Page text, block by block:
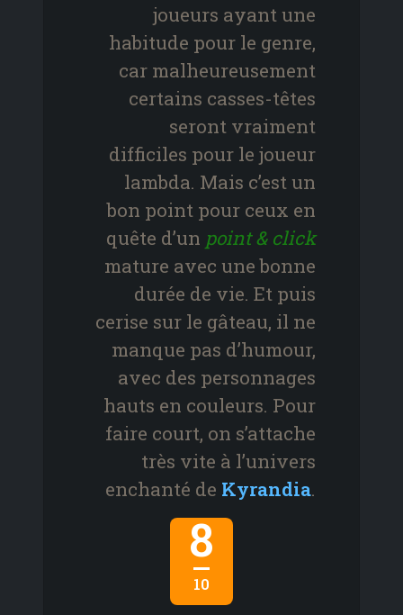
joueurs ayant une
habitude pour le genre,
car malheureusement
certains casses-têtes
seront vraiment
difficiles pour le joueur
lambda. Mais c’est un
bon point pour ceux en
quête d’un point & click
mature avec une bonne
durée de vie. Et puis
cerise sur le gâteau, il ne
manque pas d’humour,
avec des personnages
hauts en couleurs. Pour
faire court, on s’attache
très vite à l’univers
enchanté de Kyrandia.
8
10